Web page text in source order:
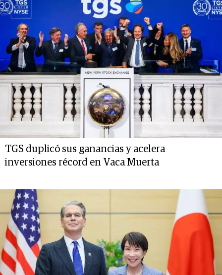
TGS duplicó sus ganancias y acelera
inversiones récord en Vaca Muerta